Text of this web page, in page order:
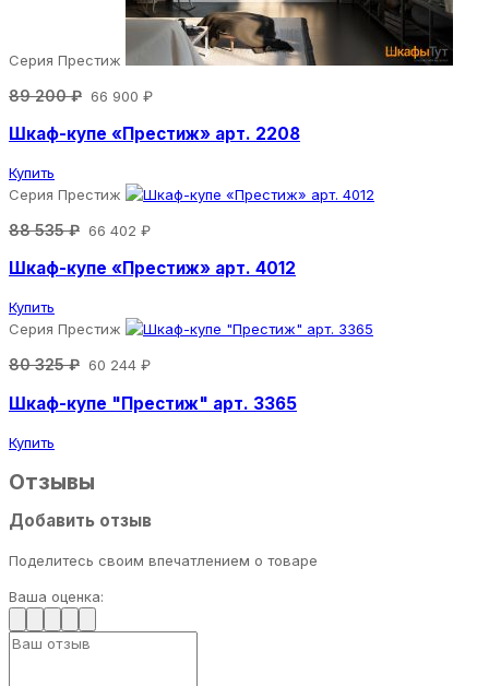
Серия Престиж
89 200 ₽ 66 900 ₽
Шкаф-купе «Престиж» арт. 2208
Купить
Серия Престиж
88 535 ₽ 66 402 ₽
Шкаф-купе «Престиж» арт. 4012
Купить
Серия Престиж
80 325 ₽ 60 244 ₽
Шкаф-купе "Престиж" арт. 3365
Купить
Отзывы
Добавить отзыв
Поделитесь своим впечатлением о товаре
Ваша оценка: